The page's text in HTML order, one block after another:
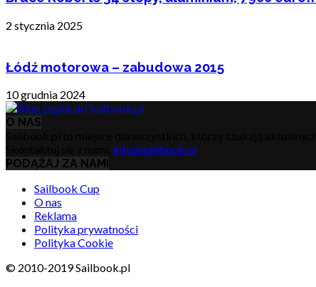
2 stycznia 2025
Łódź motorowa – zabudowa 2015
10 grudnia 2024
O NAS
info@sailbook.pl
PODĄŻAJ ZA NAMI
Sailbook Cup
O nas
Reklama
Polityka prywatności
Polityka Cookie
© 2010-2019 Sailbook.pl